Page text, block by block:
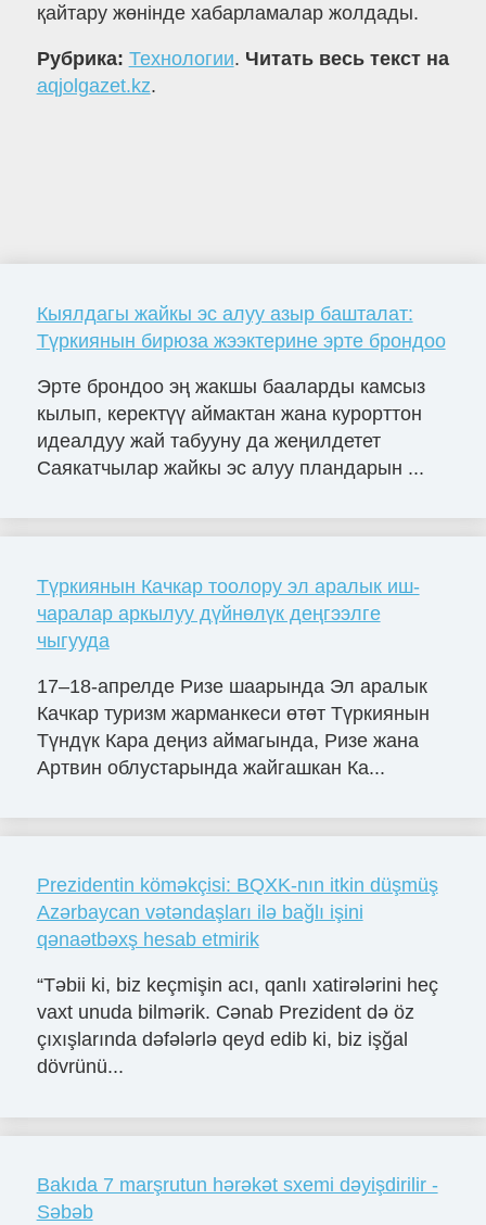
қайтару жөнінде хабарламалар жолдады.
Рубрика: Технологии. Читать весь текст на
aqjolgazet.kz.
Кыялдагы жайкы эс алуу азыр башталат:
Түркиянын бирюза жээктерине эрте брондоо
Эрте брондоо эң жакшы бааларды камсыз
кылып, керектүү аймактан жана курорттон
идеалдуу жай табууну да жеңилдетет
Саякатчылар жайкы эс алуу пландарын ...
Түркиянын Качкар тоолору эл аралык иш-
чаралар аркылуу дүйнөлүк деңгээлге
чыгууда
17–18-апрелде Ризе шаарында Эл аралык
Качкар туризм жарманкеси өтөт Түркиянын
Түндүк Кара деңиз аймагында, Ризе жана
Артвин облустарында жайгашкан Ка...
Prezidentin köməkçisi: BQXK-nın itkin düşmüş
Azərbaycan vətəndaşları ilə bağlı işini
qənaətbəxş hesab etmirik
“Təbii ki, biz keçmişin acı, qanlı xatirələrini heç
vaxt unuda bilmərik. Cənab Prezident də öz
çıxışlarında dəfələrlə qeyd edib ki, biz işğal
dövrünü...
Bakıda 7 marşrutun hərəkət sxemi dəyişdirilir -
Səbəb